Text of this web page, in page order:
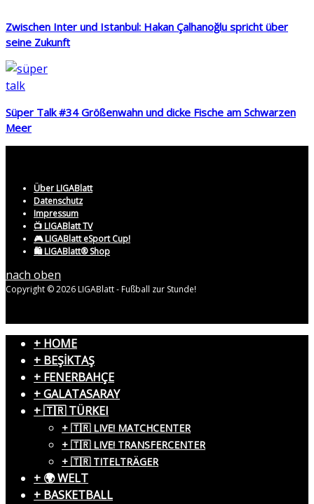
Zwischen Inter und Istanbul: Hakan Çalhanoğlu spricht über
seine Zukunft
Süper Talk #34 Größenwahn und dicke Fische am Schwarzen
Meer
Über LIGABlatt
Datenschutz
Impressum
📺 LIGABlatt TV
🎮 LIGABlatt eSport Cup!
🛍️ LIGABlatt® Shop
nach oben
Copyright © 2026 LIGABlatt - Fußball zur Stunde!
+ HOME
+ BEŞİKTAŞ
+ FENERBAHÇE
+ GALATASARAY
+ 🇹🇷 TÜRKEI
+ 🇹🇷 LIVE! MATCHCENTER
+ 🇹🇷 LIVE! TRANSFERCENTER
+ 🇹🇷 TITELTRÄGER
+ 🌍 WELT
+ BASKETBALL